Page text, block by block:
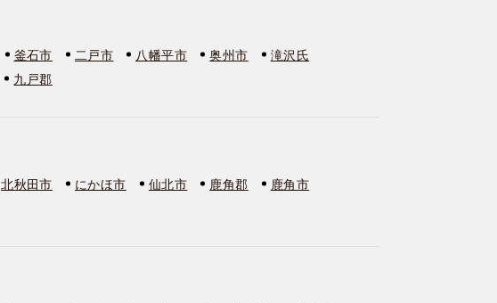
釜石市 二戸市 八幡平市 奥州市
滝沢氏
九戸郡
北秋田市 にかほ市 仙北市 鹿角郡
鹿角市